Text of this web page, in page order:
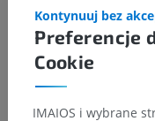
Centralny system
Tyłomózgowie
>
Rdzeniomózgowie,
Jądro brzeżne ciała
Powiązane
Preferencje
Cookie
Kontynuuj bez
IMAIOS i wybrane